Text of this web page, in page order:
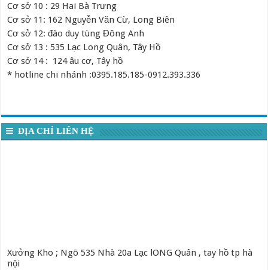
Cơ sở 10 : 29 Hai Bà Trưng
Cơ sở 11: 162 Nguyễn Văn Cừ, Long Biên
Cơ sở 12: đào duy tùng Đông Anh
Cơ sở 13 : 535 Lạc Long Quân, Tây Hồ
Cơ sở 14 : 124 âu cơ, Tây hồ
* hotline chi nhánh :0395.185.185-0912.393.336
ĐỊA CHỈ LIÊN HỆ
Xưởng Kho ; Ngõ 535 Nhà 20a Lạc lONG Quân , tay hồ tp hà
nội